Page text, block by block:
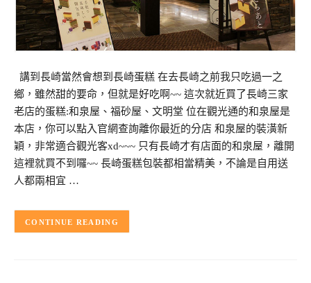
講到長崎當然會想到長崎蛋糕 在去長崎之前我只吃過一之
鄉，雖然甜的要命，但就是好吃啊~~ 這次就近買了長崎三家
老店的蛋糕:和泉屋、福砂屋、文明堂 位在觀光通的和泉屋是
本店，你可以點入官網查詢離你最近的分店 和泉屋的裝潢新
穎，非常適合觀光客xd~~~ 只有長崎才有店面的和泉屋，離開
這裡就買不到囉~~ 長崎蛋糕包裝都相當精美，不論是自用送
人都兩相宜 …
CONTINUE READING